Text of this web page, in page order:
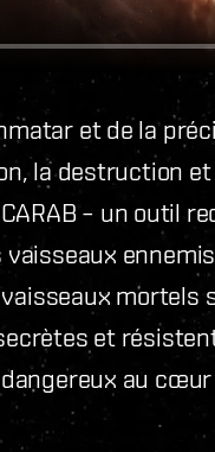
et de la
la destruction
– un outil
mortels
et
au